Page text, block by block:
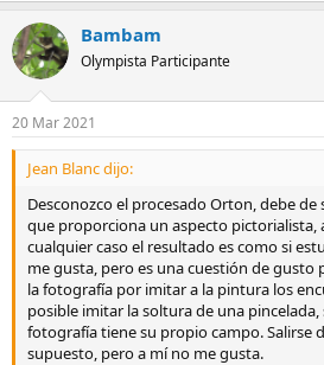
Bambam
Olympista Participante
20 Mar 2021
Jean Blanc dijo:
Desconozco el procesado Orton, debe
que proporciona un aspecto pictorialista,
cualquier caso el resultado es como si
me gusta, pero es una cuestión de gusto
la fotografía por imitar a la pintura los
posible imitar la soltura de una
fotografía tiene su propio campo. Salirse
supuesto, pero a mí no me gusta.